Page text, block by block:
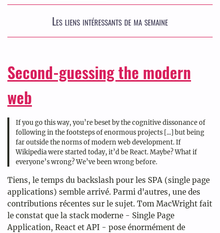
Les liens intéressants de ma semaine
Second-guessing the modern
web
If you go this way, you’re beset by the cognitive dissonance of
following in the footsteps of enormous projects [...] but being
far outside the norms of modern web development. If
Wikipedia were started today, it’d be React. Maybe? What if
everyone’s wrong? We’ve been wrong before.
Tiens, le temps du backslash pour les SPA (single page
applications) semble arrivé. Parmi d'autres, une des
contributions récentes sur le sujet. Tom MacWright fait
le constat que la stack moderne - Single Page
Application, React et API - pose énormément de